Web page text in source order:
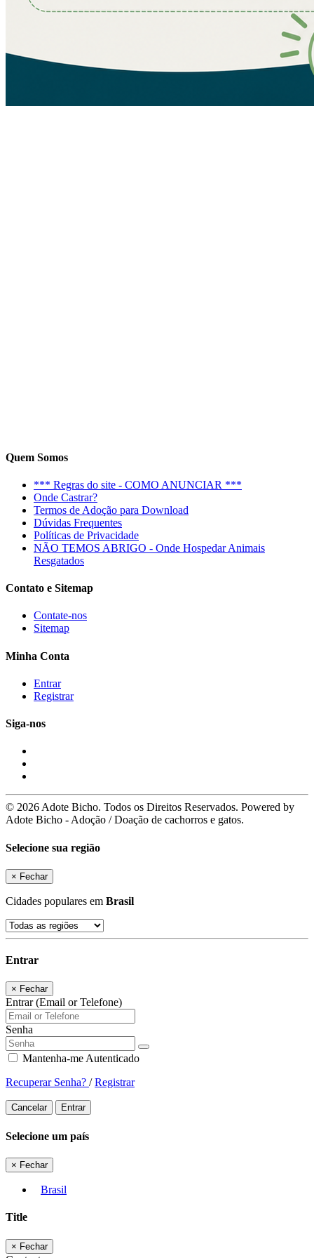
Quem Somos
*** Regras do site - COMO ANUNCIAR ***
Onde Castrar?
Termos de Adoção para Download
Dúvidas Frequentes
Políticas de Privacidade
NÃO TEMOS ABRIGO - Onde Hospedar Animais
Resgatados
Contato e Sitemap
Contate-nos
Sitemap
Minha Conta
Entrar
Registrar
Siga-nos
© 2026 Adote Bicho. Todos os Direitos Reservados. Powered by
Adote Bicho - Adoção / Doação de cachorros e gatos.
Selecione sua região
× Fechar
Cidades populares em Brasil
Entrar
× Fechar
Entrar (Email or Telefone)
Senha
Mantenha-me Autenticado
Recuperar Senha? /Registrar
Cancelar Entrar
Selecione um país
× Fechar
Brasil
Title
× Fechar